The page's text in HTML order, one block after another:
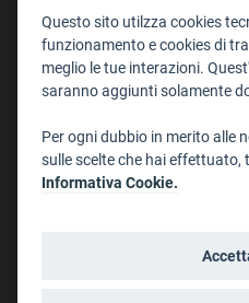
Staff
Format - Centro Audiovisivi
Trentino Film Commission
Dove Siamo
Struttura di riferimento
Questo sito utilzza cookies
funzionamento e cookies di
meglio le tue interazioni.
saranno aggiunti solamente
Per ogni dubbio in merito alle
sulle scelte che hai effettuato,
Informativa Cookie.